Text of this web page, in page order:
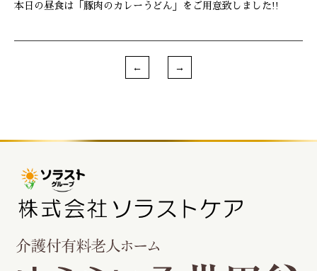
本日の昼食は「豚肉のカレーうどん」をご用意致しました!!